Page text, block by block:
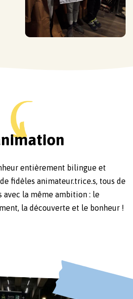
entièrement bilingue et
fidèles animateur.trice.s, tous de
la même ambition : le
la découverte et le bonheur !